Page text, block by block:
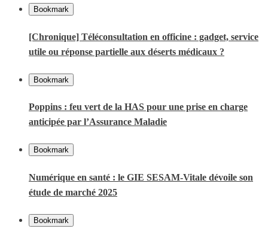
Bookmark
[Chronique] Téléconsultation en officine : gadget, service
utile ou réponse partielle aux déserts médicaux ?
Bookmark
Poppins : feu vert de la HAS pour une prise en charge
anticipée par l’Assurance Maladie
Bookmark
Numérique en santé : le GIE SESAM-Vitale dévoile son
étude de marché 2025
Bookmark